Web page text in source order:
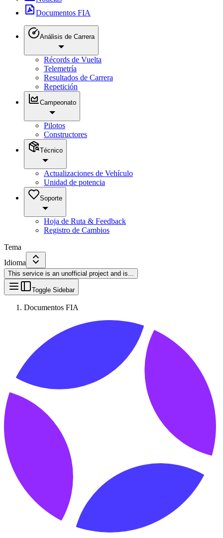
Documentos FIA
Análisis de Carrera
Récords de Vuelta
Telemetría
Resultados de Carrera
Repetición
Campeonato
Pilotos
Constructores
Técnico
Actualizaciones de Vehículo
Unidad de potencia
Soporte
Hoja de Ruta & Feedback
Registro de Cambios
Tema
Idioma
This service is an unofficial project and is...
Toggle Sidebar
Documentos FIA